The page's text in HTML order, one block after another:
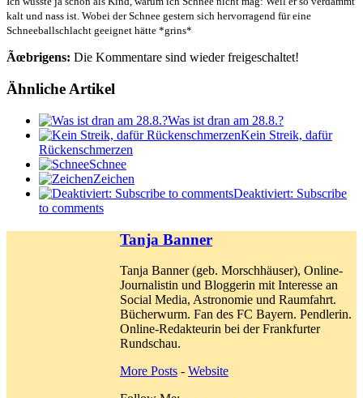
kalt und nass ist. Wobei der Schnee gestern sich hervorragend für eine
Schneeballschlacht geeignet hätte *grins*
Ãœbrigens: Die Kommentare sind wieder freigeschaltet!
Ähnliche Artikel
Was ist dran am 28.8.?
Kein Streik, dafür
Rückenschmerzen
Schnee
Zeichen
Deaktiviert: Subscribe
to comments
Tanja Banner
Tanja Banner (geb. Morschhäuser), Online-
Journalistin und Bloggerin mit Interesse an
Social Media, Astronomie und Raumfahrt.
Bücherwurm. Fan des FC Bayern. Pendlerin.
Online-Redakteurin bei der Frankfurter
Rundschau.
More Posts - Website